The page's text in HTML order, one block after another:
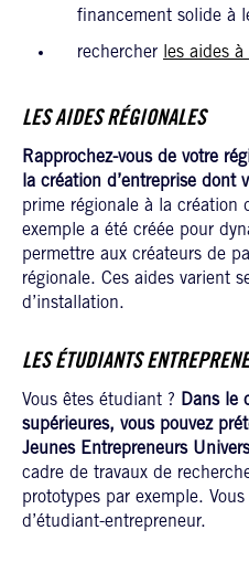
financement solide à
rechercher les aides
LES AIDES RÉGIONALES
Rapprochez-vous de votre
la création d’entreprise dont
prime régionale à la création
exemple a été créée pour
permettre aux créateurs de
régionale. Ces aides varient
d’installation.
LES ÉTUDIANTS
Vous êtes étudiant ? Dans le
supérieures, vous pouvez
Jeunes Entrepreneurs
cadre de travaux de
prototypes par exemple.
d’étudiant-entrepreneur.